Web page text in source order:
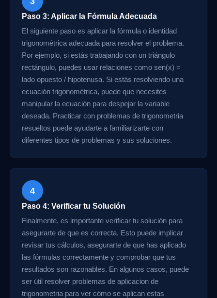
Paso 3: Aplicar la Fórmula Adecuada
El siguiente paso es aplicar la fórmula o identidad
trigonométrica adecuada para resolver el problema.
Por ejemplo, si estás trabajando con un triángulo
rectángulo, puedes usar relaciones como sen(x) =
lado opuesto / hipotenusa. Si estás resolviendo una
ecuación trigonométrica, puede que necesites
manipular la ecuación para despejar la variable
deseada. Practicar con problemas de trigonometria
resueltos puede ayudarte a familiarizarte con
diferentes tipos de problemas y sus soluciones.
4
Paso 4: Verificar tu Solución
Finalmente, es importante verificar tu solución para
asegurarte de que es correcta. Esto puede implicar
revisar tus cálculos, asegurarte de que has aplicado
las fórmulas correctamente y comprobar que tus
resultados son razonables. En algunos casos, puede
ser útil resolver problemas de aplicacion de
trigonometria para ver cómo se aplican estas